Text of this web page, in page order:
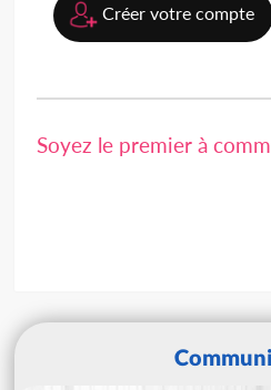
Créer votre compte
Soyez le premier à